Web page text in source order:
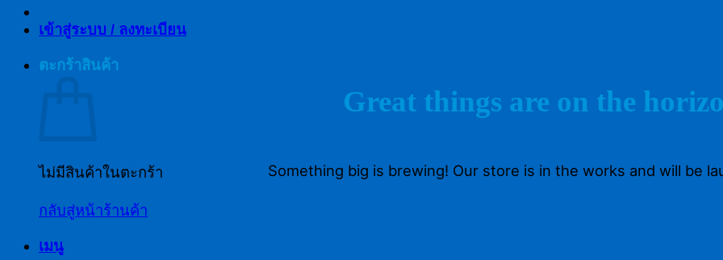
เข้าสู่ระบบ / ลงทะเบียน
ตะกร้าสินค้า
ไม่มีสินค้าในตะกร้า
กลับสู่หน้าร้านค้า
เมนู
Great things are on the
Something big is brewing! Our store is in the works and will be